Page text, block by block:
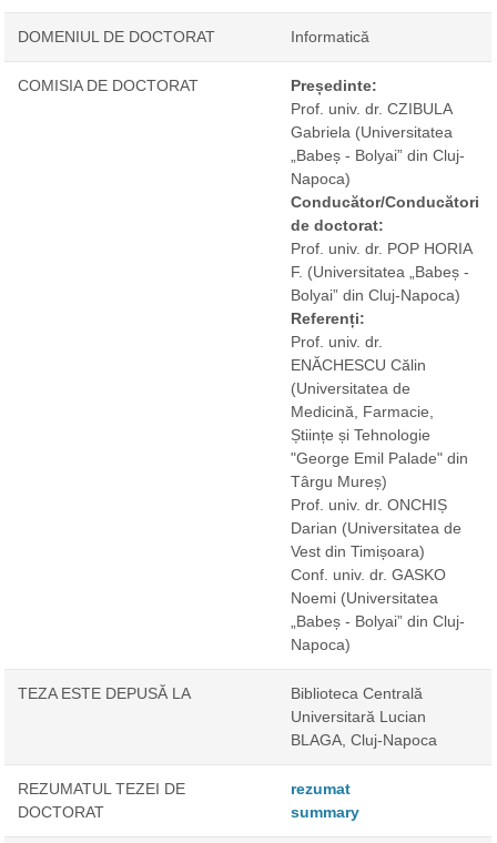
DOMENIUL DE DOCTORAT Informatică
COMISIA DE DOCTORAT
Președinte:
Prof. univ. dr. CZIBULA
Gabriela (Universitatea
„Babeș - Bolyai” din Cluj-
Napoca)
Conducător/Conducători
de doctorat:
Prof. univ. dr. POP HORIA
F. (Universitatea „Babeș -
Bolyai” din Cluj-Napoca)
Referenți:
Prof. univ. dr.
ENĂCHESCU Călin
(Universitatea de
Medicină, Farmacie,
Științe și Tehnologie
"George Emil Palade" din
Târgu Mureș)
Prof. univ. dr. ONCHIȘ
Darian (Universitatea de
Vest din Timișoara)
Conf. univ. dr. GASKO
Noemi (Universitatea
„Babeș - Bolyai” din Cluj-
Napoca)
TEZA ESTE DEPUSĂ LA
Biblioteca Centrală
Universitară Lucian
BLAGA, Cluj-Napoca
REZUMATUL TEZEI DE
DOCTORAT
rezumat
summary